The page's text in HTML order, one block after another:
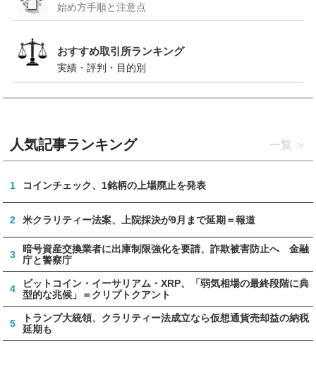
始め方手順と注意点
おすすめ取引所ランキング
実績・評判・目的別
人気記事ランキング 一覧
1 コインチェック、1銘柄の上場廃止を発表
2 米クラリティー法案、上院採決が9月まで延期＝報道
3
暗号資産交換業者に出庫制限強化を要請、詐欺被害防止へ 金融
庁と警察庁
4
ビットコイン・イーサリアム・XRP、「弱気相場の最終段階に典
型的な兆候」＝クリプトクアント
5
トランプ大統領、クラリティー法成立なら仮想通貨売却益の納税
延期も